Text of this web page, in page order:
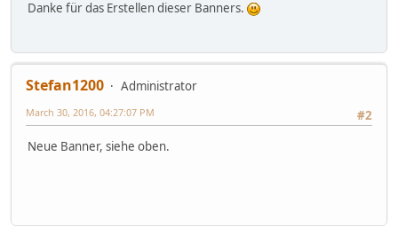
Danke für das Erstellen dieser Banners.
Stefan1200
Administrator
#2
March 30, 2016, 04:27:07 PM
Neue Banner, siehe oben.